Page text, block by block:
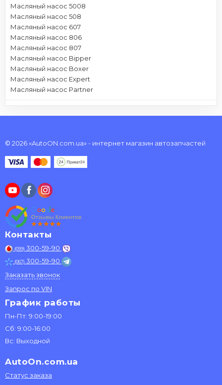
Масляный насос 5008
Масляный насос 508
Масляный насос 607
Масляный насос 806
Масляный насос 807
Масляный насос Bipper
Масляный насос Boxer
Масляный насос Expert
Масляный насос Partner
© 2026 «AutoON.com.ua» - интернет магазин автозапчастей
Контакты
(099) 300-59-90
(067) 300-59-90
Заказать звонок
Запрос по VIN
График работы
Пн-Пт: 9:00-19:00
Сб: 9:00-16:00
Вс: Выходной
AutoOn.com.ua
Статус заказа